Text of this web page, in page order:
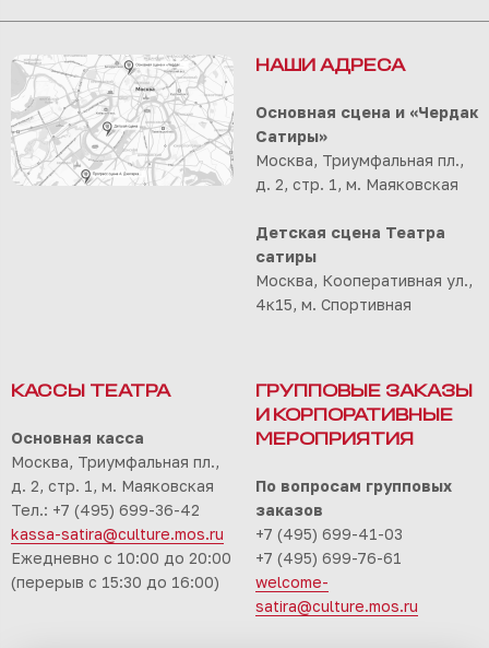
НАШИ АДРЕСА
Основная сцена и «Чердак
Сатиры»
Москва, Триумфальная пл.,
д. 2, стр. 1, м. Маяковская
Детская сцена Театра
сатиры
Москва, Кооперативная ул.,
4к15, м. Спортивная
КАССЫ ТЕАТРА
Основная касса
Москва, Триумфальная пл.,
д. 2, стр. 1, м. Маяковская
Тел.: +7 (495) 699-36-42
kassa-satira@culture.mos.ru
Ежедневно с 10:00 до 20:00
(перерыв с 15:30 до 16:00)
ГРУППОВЫЕ ЗАКАЗЫ
И КОРПОРАТИВНЫЕ
МЕРОПРИЯТИЯ
По вопросам групповых
заказов
+7 (495) 699-41-03
+7 (495) 699-76-61
welcome-
satira@culture.mos.ru